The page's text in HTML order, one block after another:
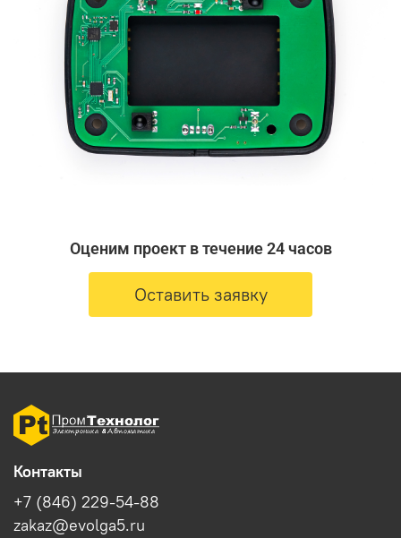
Оценим проект в течение 24 часов
Оставить заявку
Контакты
+7 (846) 229-54-88
zakaz@evolga5.ru